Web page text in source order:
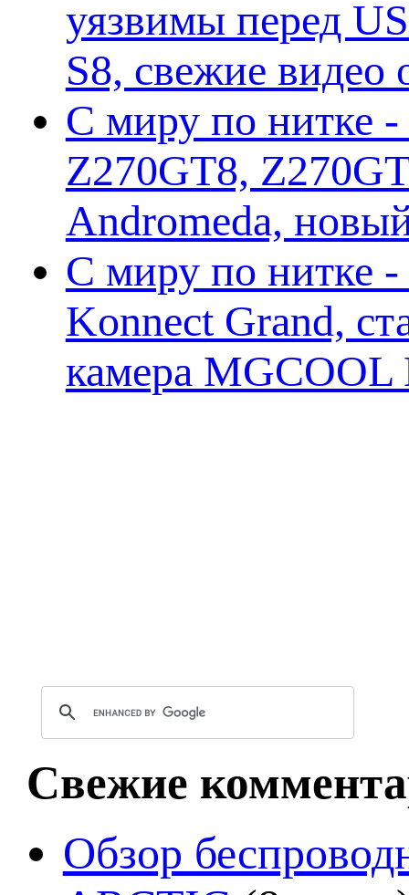
уязвимы перед
S8, свежие
С миру по нитке -
Z270GT8,
Andromeda,
С миру по нитке -
Konnect Grand,
камера MGCOOL
Свежие
Обзор